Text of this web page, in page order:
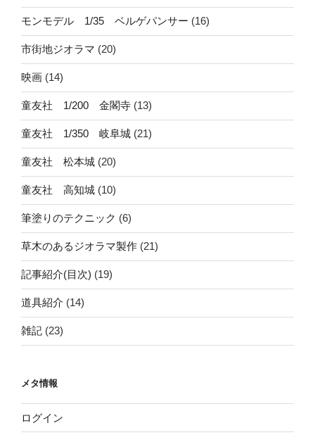
モンモデル 1/35 ベルゲパンサー (16)
市街地ジオラマ (20)
映画 (14)
童友社 1/200 金閣寺 (13)
童友社 1/350 岐阜城 (21)
童友社 松本城 (20)
童友社 高知城 (10)
筆塗りのテクニック (6)
草木のあるジオラマ製作 (21)
記事紹介(目次) (19)
道具紹介 (14)
雑記 (23)
メタ情報
ログイン